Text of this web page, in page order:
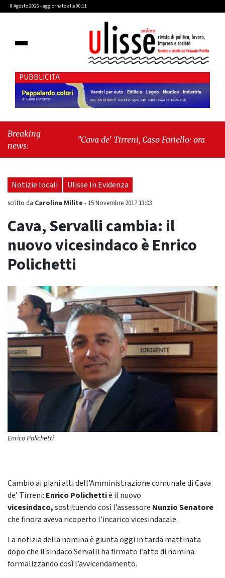
8 Agosto 2026 - aggiornato alle 00:11
PUBBLICITA'
Breaking
news:
"Cava de' Tirreni, Caso Fariello: ora torniamo
Notizie locali Ulisse In Evidenza
scritto da Carolina Milite - 15 Novembre 2017 13:03
Cava, Servalli cambia: il
nuovo vicesindaco è Enrico
Polichetti
Enrico Polichetti
Cambio ai piani alti dell’Amministrazione comunale di Cava
de’ Tirreni: Enrico Polichettiè il nuovo
vicesindaco,sostituendo così l’assessore Nunzio Senatore
che finora aveva ricoperto l’incarico vicesindacale.
La notizia della nomina è giunta oggi in tarda mattinata
dopo che il sindaco Servalli ha firmato l’atto di nomina
formalizzando così l’avvicendamento.